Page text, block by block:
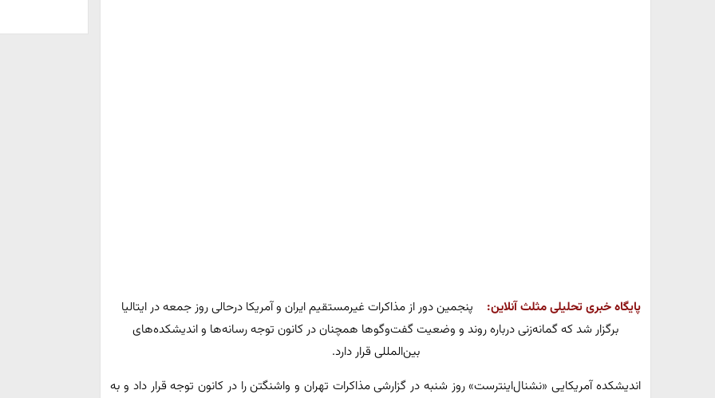
پایگاه خبری تحلیلی مثلث آنلاین:
پنجمین دور از مذاکرات غیرمستقیم ایران و آمریکا درحالی روز جمعه در ایتالیا
برگزار شد که گمانه‌زنی درباره روند و وضعیت گفت‌وگوها همچنان در کانون توجه رسانه‌ها و اندیشکده‌های
بین‌المللی قرار دارد.
اندیشکده آمریکایی «نشنال‌اینترست» روز شنبه در گزارشی مذاکرات تهران و واشنگتن را در کانون توجه قرار داد و به